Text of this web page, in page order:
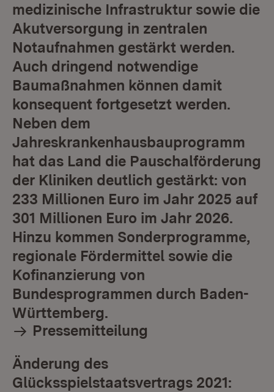
medizinische Infrastruktur sowie die
Akutversorgung in zentralen
Notaufnahmen gestärkt werden.
Auch dringend notwendige
Baumaßnahmen können damit
konsequent fortgesetzt werden.
Neben dem
Jahreskrankenhausbauprogramm
hat das Land die Pauschalförderung
der Kliniken deutlich gestärkt: von
233 Millionen Euro im Jahr 2025 auf
301 Millionen Euro im Jahr 2026.
Hinzu kommen Sonderprogramme,
regionale Fördermittel sowie die
Kofinanzierung von
Bundesprogrammen durch Baden-
Württemberg.
Pressemitteilung
Änderung des
Glücksspielstaatsvertrags 2021: